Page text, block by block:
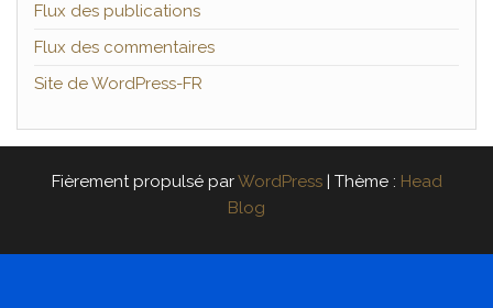
Flux des publications
Flux des commentaires
Site de WordPress-FR
Fièrement propulsé parWordPress | Thème : Head
Blog